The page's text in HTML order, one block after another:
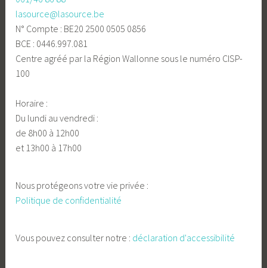
lasource@lasource.be
N° Compte : BE20 2500 0505 0856
BCE : 0446.997.081
Centre agréé par la Région Wallonne sous le numéro CISP-
100
Horaire :
Du lundi au vendredi :
de 8h00 à 12h00
et 13h00 à 17h00
Nous protégeons votre vie privée :
Politique de confidentialité
Vous pouvez consulter notre : déclaration d'accessibilité